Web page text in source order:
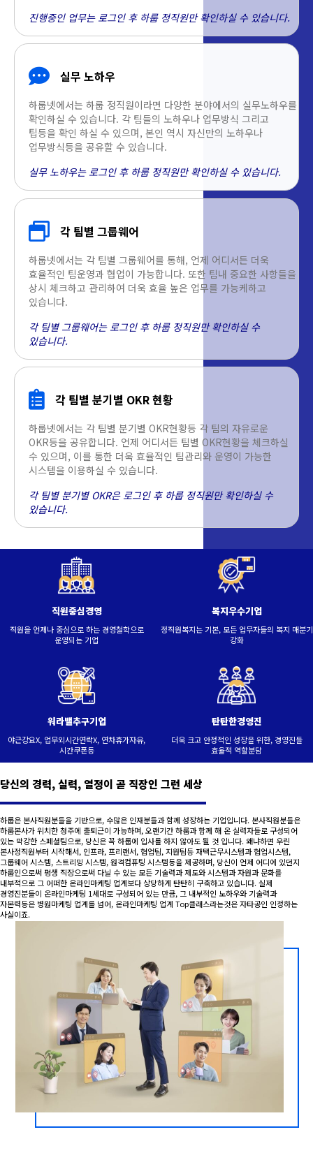
진행중인 업무는 로그인 후 하룹 정직원만 확인하실 수 있습니다.
실무 노하우
하룹넷에서는 하룹 정직원이라면 다양한 분야에서의 실무노하우를
확인하실 수 있습니다. 각 팀들의 노하우나 업무방식 그리고
팁등을 확인 하실 수 있으며, 본인 역시 자신만의 노하우나
업무방식등을 공유할 수 있습니다.
실무 노하우는 로그인 후 하룹 정직원만 확인하실 수 있습니다.
각 팀별 그룹웨어
하룹넷에서는 각 팀별 그룹웨어를 통해, 언제 어디서든 더욱
효율적인 팀운영과 협업이 가능합니다. 또한 팀내 중요한 사항들을
상시 체크하고 관리하여 더욱 효율 높은 업무를 가능케하고
있습니다.
각 팀별 그룹웨어는 로그인 후 하룹 정직원만 확인하실 수
있습니다.
각 팀별 분기별 OKR 현황
하룹넷에서는 각 팀별 분기별 OKR현황등 각 팀의 자유로운
OKR등을 공유합니다. 언제 어디서든 팀별 OKR현황을 체크하실
수 있으며, 이를 통한 더욱 효율적인 팀관리와 운영이 가능한
시스템을 이용하실 수 있습니다.
각 팀별 분기별 OKR은 로그인 후 하룹 정직원만 확인하실 수
있습니다.
직원중심경영
직원을 언제나 중심으로 하는 경영철학으로
운영되는 기업
복지우수기업
정직원복지는 기본, 모든 업무자들의 복지 매분기
강화
워라밸추구기업
야근강요X, 업무외시간연락X, 연차휴가자유,
시간쿠폰등
탄탄한경영진
더욱 크고 안정적인 성장을 위한, 경영진들
효율적 역할분담
당신의 경력, 실력, 열정이 곧 직장인 그런 세상
하룹은 본사직원분들을 기반으로, 수많은 인재분들과 함께 성장하는 기업입니다. 본사직원분들은
하룹본사가 위치한 청주에 출퇴근이 가능하며, 오랜기간 하룹과 함께 해 온 실력자들로 구성되어
있는 막강한 스페셜팀으로, 당신은 꼭 하룹에 입사를 하지 않아도 될 것 입니다. 왜냐하면 우린
본사정직원부터 시작해서, 인프라, 프리랜서, 협업팀, 지원팀등 재택근무시스템과 협업시스템,
그룹웨어 시스템, 스트리밍 시스템, 원격컴퓨팅 시스템등을 제공하며, 당신이 언제 어디에 있던지
하룹인으로써 평생 직장으로써 다닐 수 있는 모든 기술력과 제도와 시스템과 자원과 문화를
내부적으로 그 어떠한 온라인마케팅 업계보다 상당하게 탄탄히 구축하고 있습니다. 실제
경영진분들이 온라인마케팅 1세대로 구성되어 있는 만큼, 그 내부적인 노하우와 기술력과
자본력등은 병원마케팅 업계를 넘어, 온라인마케팅 업계 Top클래스라는것은 자타공인 인정하는
사실이죠.